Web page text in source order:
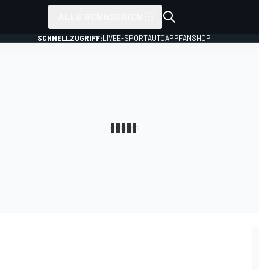
SCHNELLZUGRIFF:LIVEE-SPORTAUTOAPPFANSHOP